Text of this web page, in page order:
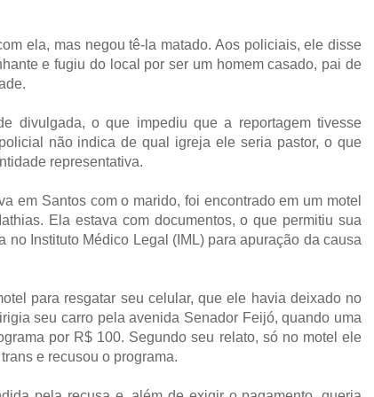
ela, mas negou tê-la matado. Aos policiais, ele disse
e fugiu do local por ser um homem casado, pai de
divulgada, o que impediu que a reportagem tivesse
não indica de qual igreja ele seria pastor, o que
representativa.
em Santos com o marido, foi encontrado em um motel
Ela estava com documentos, o que permitiu sua
no Instituto Médico Legal (IML) para apuração da causa
para resgatar seu celular, que ele havia deixado no
seu carro pela avenida Senador Feijó, quando uma
por R$ 100. Segundo seu relato, só no motel ele
e recusou o programa.